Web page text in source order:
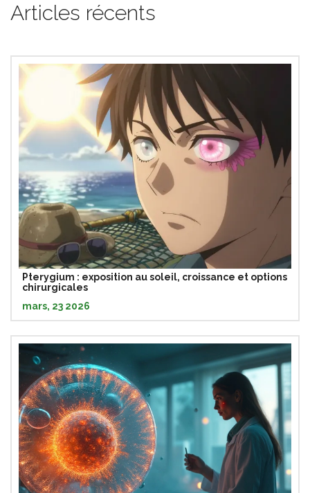
Articles récents
Pterygium : exposition au soleil, croissance et options
chirurgicales
mars, 23 2026